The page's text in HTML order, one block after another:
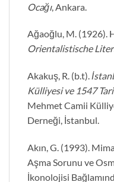
Ocağı, Ankara.
Ağaoğlu, M. (1926).
Orientalistische
Akakuş, R. (b.t).
Külliyesi ve 1547
Mehmet Camii
Derneği, İstanbul.
Akın, G. (1993).
Aşma Sorunu ve
İkonolojisi